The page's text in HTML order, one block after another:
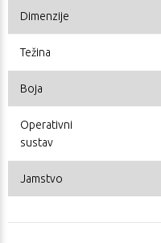
Dimenzije
Težina
Boja
Operativni
sustav
Jamstvo